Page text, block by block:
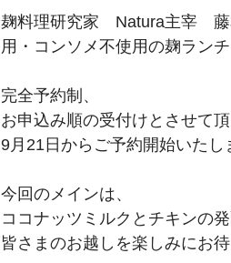
麹料理研究家　Natura主宰　
用・コンソメ不使用の麹ラン
完全予約制、
お申込み順の受付けとさせて頂
9月21日からご予約開始いたし
今回のメインは、
ココナッツミルクとチキンの
皆さまのお越しを楽しみにお